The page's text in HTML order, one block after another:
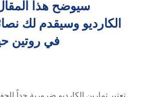
سيوضح هذا
الكارديو وسيقدم لك
في روتين